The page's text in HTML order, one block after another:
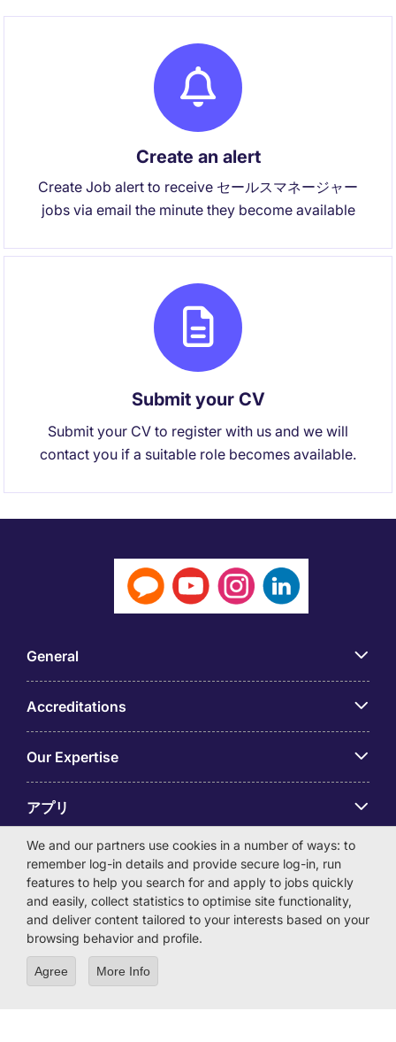
Create an alert
Create Job alert to receive セールスマネージャー
jobs via email the minute they become available
Submit your CV
Submit your CV to register with us and we will
contact you if a suitable role becomes available.
General
Accreditations
Our Expertise
アプリ
Employer Centre
© Michael Page International (Japan) K.K. Corporation
Number 0104-01-043253 Registered Office 6F Hulic
We and our partners use cookies in a number of ways: to
remember log-in details and provide secure log-in, run
features to help you search for and apply to jobs quickly
and easily, collect statistics to optimise site functionality,
and deliver content tailored to your interests based on your
browsing behavior and profile.
Agree More Info